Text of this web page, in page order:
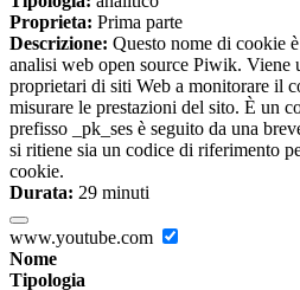
Proprieta: Prima parte
Descrizione: Questo nome di cookie
analisi web open source Piwik. Viene
proprietari di siti Web a monitorare il
misurare le prestazioni del sito. È un
prefisso _pk_ses è seguito da una
si ritiene sia un codice di riferimento
cookie.
Durata: 29 minuti
www.youtube.com
Nome
Tipologia